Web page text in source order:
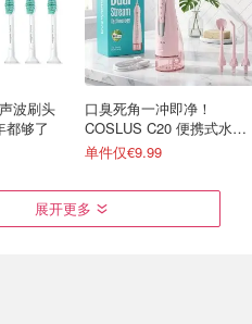
波刷头
都够了
口臭死角一冲即净！
COSLUS C20 便携式水牙
线
单件仅€9.99
展开更多